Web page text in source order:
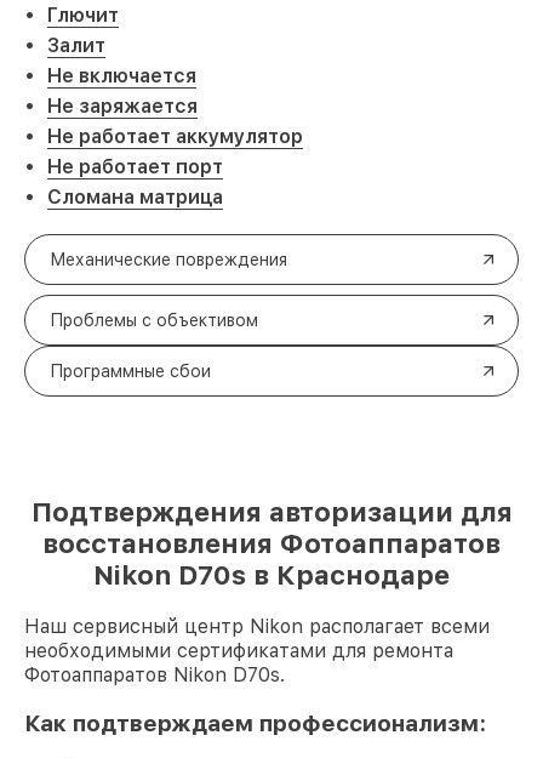
Глючит
Залит
Не включается
Не заряжается
Не работает аккумулятор
Не работает порт
Сломана матрица
Механические повреждения
Проблемы с объективом
Программные сбои
Подтверждения авторизации для
восстановления Фотоаппаратов
Nikon D70s в Краснодаре
Наш сервисный центр Nikon располагает всеми
необходимыми сертификатами для ремонта
Фотоаппаратов Nikon D70s.
Как подтверждаем профессионализм: